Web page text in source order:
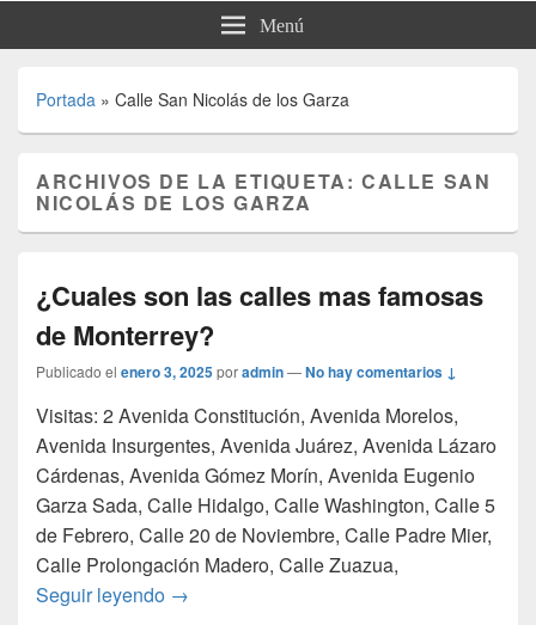
Menú
Portada » Calle San Nicolás de los Garza
ARCHIVOS DE LA ETIQUETA:CALLE SAN
NICOLÁS DE LOS GARZA
¿Cuales son las calles mas famosas
de Monterrey?
Publicado el enero 3, 2025poradmin—No hay comentarios ↓
Visitas: 2 Avenida Constitución, Avenida Morelos,
Avenida Insurgentes, Avenida Juárez, Avenida Lázaro
Cárdenas, Avenida Gómez Morín, Avenida Eugenio
Garza Sada, Calle Hidalgo, Calle Washington, Calle 5
de Febrero, Calle 20 de Noviembre, Calle Padre Mier,
Calle Prolongación Madero, Calle Zuazua,
Seguir leyendo ¿Cuales son las calles mas famosas de
→